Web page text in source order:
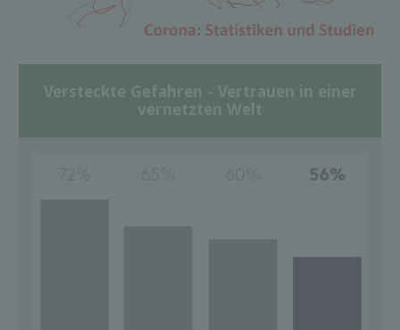
Versteckte Gefahren - Vertrauen in einer
vernetzten Welt